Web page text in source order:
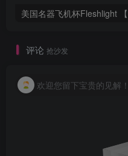
评论 抢沙发
欢迎您留下宝贵的见解！